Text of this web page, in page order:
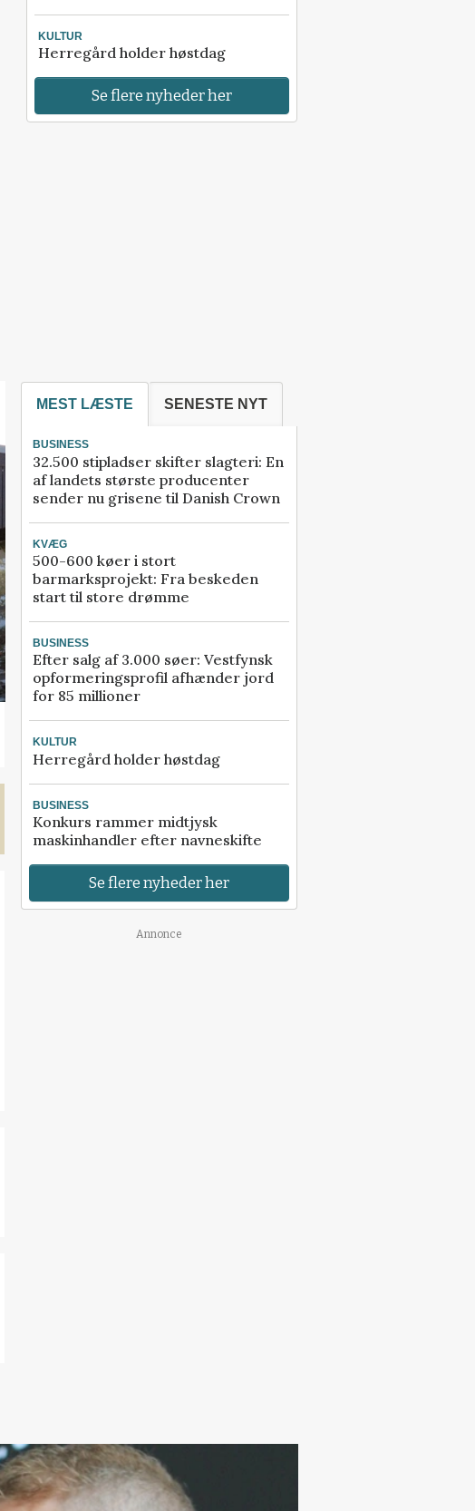
KULTUR
Herregård holder høstdag
Se flere nyheder her
MEST LÆSTE SENESTE NYT
BUSINESS
32.500 stipladser skifter slagteri: En
af landets største producenter
sender nu grisene til Danish Crown
KVÆG
500-600 køer i stort
barmarksprojekt: Fra beskeden
start til store drømme
BUSINESS
Efter salg af 3.000 søer: Vestfynsk
opformeringsprofil afhænder jord
for 85 millioner
KULTUR
Herregård holder høstdag
BUSINESS
Konkurs rammer midtjysk
maskinhandler efter navneskifte
Se flere nyheder her
Annonce